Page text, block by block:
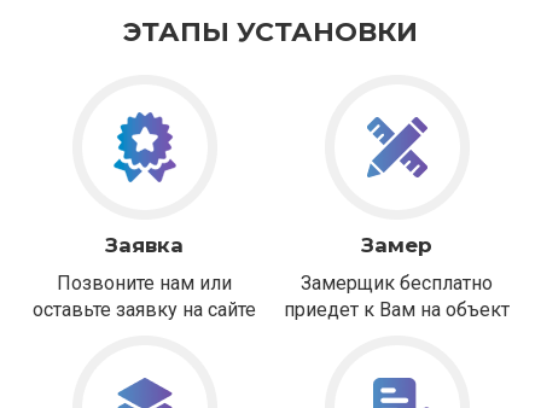
ЭТАПЫ УСТАНОВКИ
Заявка
Позвоните нам или
оставьте заявку на сайте
Замер
Замерщик бесплатно
приедет к Вам на объект